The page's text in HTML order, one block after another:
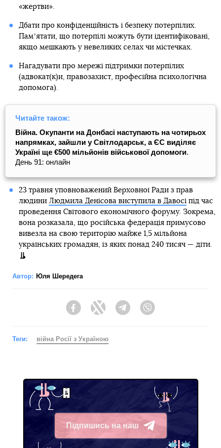
«жертви».
Дбати про конфіденційність і безпеку потерпілих.
Памʼятати, що потерпілі можуть бути ідентифіковані,
якщо мешкають у невеликих селах чи містечках.
Нагадувати про мережі підтримки потерпілих
(адвокат(к)и, правозахист, професійна психологічна
допомога).
Читайте також:
Війна. Окупанти на Донбасі наступають на чотирьох
напрямках, зайшли у Світлодарськ, а ЄС виділяє
Україні ще €500 мільйонів військової допомоги.
День 91: онлайн
23 травня уповноважений Верховної Ради з прав
людини Людмила Денісова виступила в Давосіпід час
проведення Світового економічного форуму. Зокрема,
вона розказала, що російська федерація примусово
вивезла на свою територію майже 1,5 мільйона
українських громадян, із яких понад 240 тисяч — діти.
Автор: Юля Шередега
FacebookTwitter Telegram
Теги: війна Росії з Україною
Підпишись на наш
Telegram